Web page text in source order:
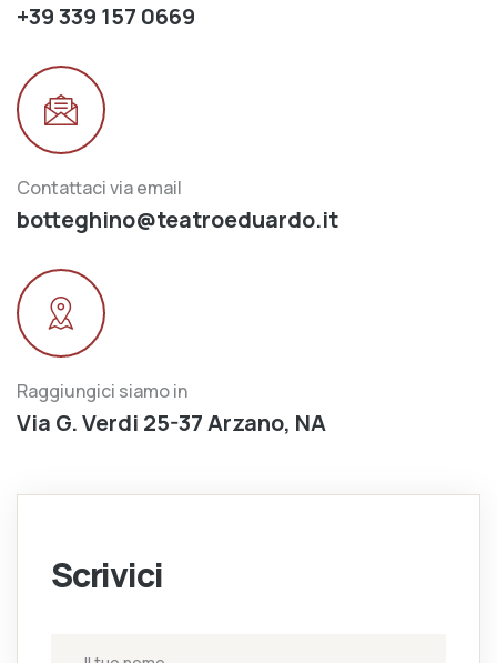
+39 339 157 0669
Contattaci via email
botteghino@teatroeduardo.it
Raggiungici siamo in
Via G. Verdi 25-37 Arzano, NA
Scrivici